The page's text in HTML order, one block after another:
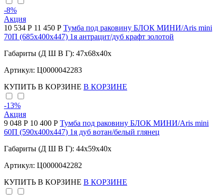
-8%
Акция
10 534 Р 11 450 Р Тумба под раковину БЛОК МИНИ/Aris mini
70П (685х400х447) 1я антрацит/дуб крафт золотой
Габариты (Д Ш В Г): 47x68x40x
Артикул: Ц0000042283
КУПИТЬ В КОРЗИНЕ В КОРЗИНЕ
-13%
Акция
9 048 Р 10 400 Р Тумба под раковину БЛОК МИНИ/Aris mini
60П (590х400х447) 1я дуб вотан/белый глянец
Габариты (Д Ш В Г): 44x59x40x
Артикул: Ц0000042282
КУПИТЬ В КОРЗИНЕ В КОРЗИНЕ